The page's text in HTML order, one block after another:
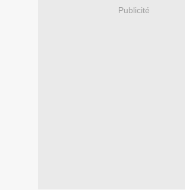
Publicité